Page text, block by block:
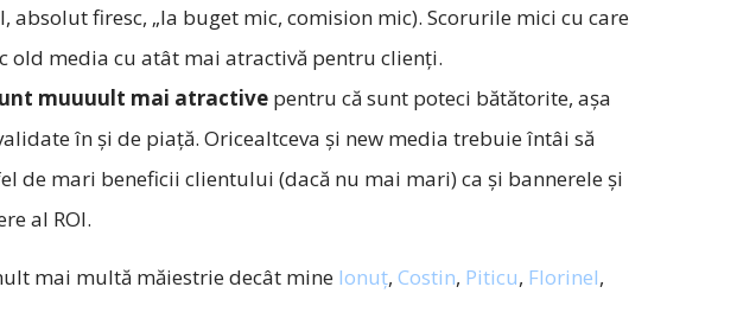
firesc, „la buget mic, comision mic). Scorurile mici cu care
old media cu atât mai atractivă pentru clienţi.
muuuult mai atractivepentru că sunt poteci bătătorite, aşa
în şi de piaţă. Oricealtceva şi new media trebuie întâi să
de mari beneficii clientului (dacă nu mai mari) ca şi bannerele şi
al ROI.
mai multă măiestrie decât mine Ionuţ, Costin, Piticu, Florinel,